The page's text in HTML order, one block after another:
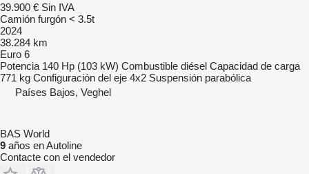
39.900 € Sin IVA
Camión furgón < 3.5t
2024
38.284 km
Euro 6
Potencia 140 Hp (103 kW) Combustible diésel Capacidad de carga
771 kg Configuración del eje 4x2 Suspensión parabólica
Países Bajos, Veghel
BAS World
9 años en Autoline
Contacte con el vendedor